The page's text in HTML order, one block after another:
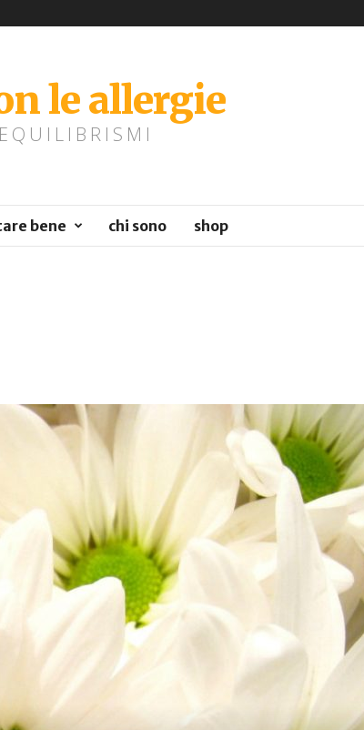
le allergie
bene chi sono shop